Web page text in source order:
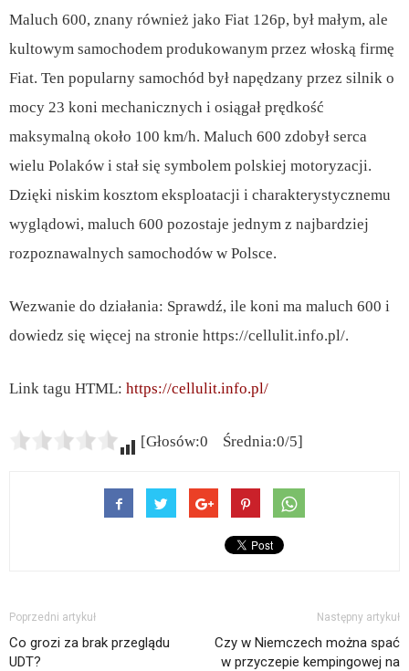
Maluch 600, znany również jako Fiat 126p, był małym, ale
kultowym samochodem produkowanym przez włoską firmę
Fiat. Ten popularny samochód był napędzany przez silnik o
mocy 23 koni mechanicznych i osiągał prędkość
maksymalną około 100 km/h. Maluch 600 zdobył serca
wielu Polaków i stał się symbolem polskiej motoryzacji.
Dzięki niskim kosztom eksploatacji i charakterystycznemu
wyglądowi, maluch 600 pozostaje jednym z najbardziej
rozpoznawalnych samochodów w Polsce.
Wezwanie do działania: Sprawdź, ile koni ma maluch 600 i
dowiedz się więcej na stronie https://cellulit.info.pl/.
Link tagu HTML: https://cellulit.info.pl/
[Głosów:0 Średnia:0/5]
Poprzedni artykuł
Co grozi za brak przeglądu
UDT?
Następny artykuł
Czy w Niemczech można spać
w przyczepie kempingowej na